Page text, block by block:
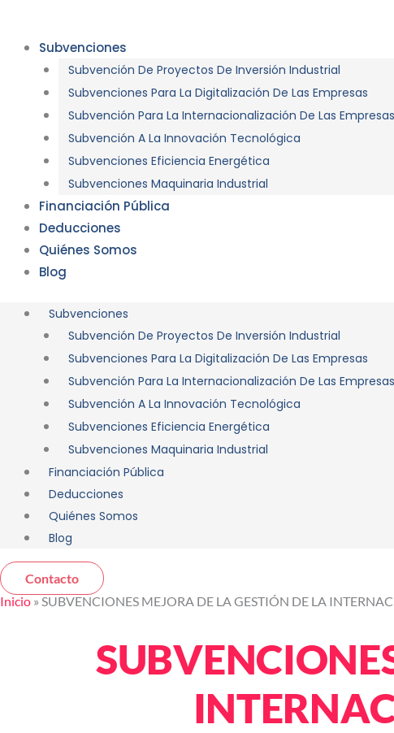
contenidoSubvenciones
Subvención De Proyectos De Inversión Industrial
Subvenciones Para La Digitalización De Las Empresas
Subvención Para La Internacionalización De Las Empresas
Subvención A La Innovación Tecnológica
Subvenciones Eficiencia Energética
Subvenciones Maquinaria Industrial
Financiación Pública
Deducciones
Quiénes Somos
Blog
Subvenciones
Subvención De Proyectos De Inversión Industrial
Subvenciones Para La Digitalización De Las Empresas
Subvención Para La Internacionalización De Las Empresas
Subvención A La Innovación Tecnológica
Subvenciones Eficiencia Energética
Subvenciones Maquinaria Industrial
Financiación Pública
Deducciones
Quiénes Somos
Blog
Contacto
Inicio » SUBVENCIONES MEJORA DE LA GESTIÓN DE LA